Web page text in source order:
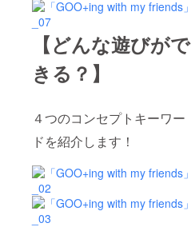
【どんな遊びがで
きる？】
４つのコンセプトキーワー
ドを紹介します！